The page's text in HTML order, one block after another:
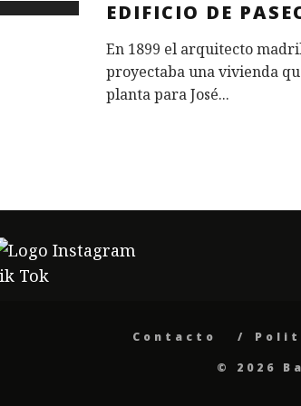
EDIFICIO DE
En 1899 el arquitecto
proyectaba una vivienda
planta para José...
Contacto
© 2026